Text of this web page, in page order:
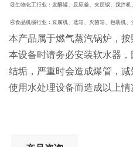
③生物化工行业：发酵罐、反应釜、夹层锅、搅拌机
④食品机械行业：豆腐机、蒸箱、灭菌箱、包装机、
本产品属于燃气蒸汽锅炉，
本设备时请务必安装软水器
结垢，严重时会造成爆管，
使用水处理设备而造成以上情